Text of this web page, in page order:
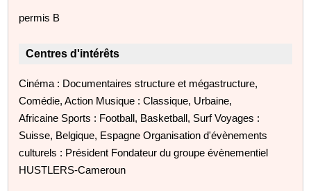
permis B
Centres d'intérêts
Cinéma : Documentaires structure et mégastructure,
Comédie, Action Musique : Classique, Urbaine,
Africaine Sports : Football, Basketball, Surf Voyages :
Suisse, Belgique, Espagne Organisation d'évènements
culturels : Président Fondateur du groupe évènementiel
HUSTLERS-Cameroun